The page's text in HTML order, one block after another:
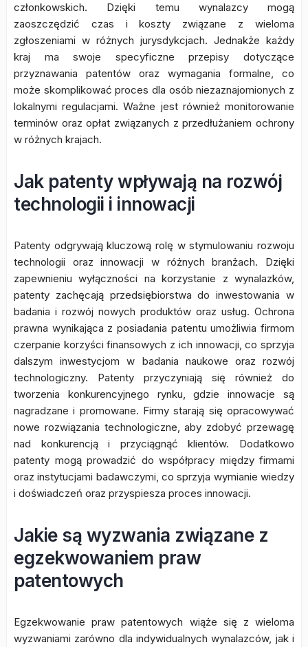
członkowskich. Dzięki temu wynalazcy mogą
zaoszczędzić czas i koszty związane z wieloma
zgłoszeniami w różnych jurysdykcjach. Jednakże każdy
kraj ma swoje specyficzne przepisy dotyczące
przyznawania patentów oraz wymagania formalne, co
może skomplikować proces dla osób niezaznajomionych z
lokalnymi regulacjami. Ważne jest również monitorowanie
terminów oraz opłat związanych z przedłużaniem ochrony
w różnych krajach.
Jak patenty wpływają na rozwój
technologii i innowacji
Patenty odgrywają kluczową rolę w stymulowaniu rozwoju
technologii oraz innowacji w różnych branżach. Dzięki
zapewnieniu wyłączności na korzystanie z wynalazków,
patenty zachęcają przedsiębiorstwa do inwestowania w
badania i rozwój nowych produktów oraz usług. Ochrona
prawna wynikająca z posiadania patentu umożliwia firmom
czerpanie korzyści finansowych z ich innowacji, co sprzyja
dalszym inwestycjom w badania naukowe oraz rozwój
technologiczny. Patenty przyczyniają się również do
tworzenia konkurencyjnego rynku, gdzie innowacje są
nagradzane i promowane. Firmy starają się opracowywać
nowe rozwiązania technologiczne, aby zdobyć przewagę
nad konkurencją i przyciągnąć klientów. Dodatkowo
patenty mogą prowadzić do współpracy między firmami
oraz instytucjami badawczymi, co sprzyja wymianie wiedzy
i doświadczeń oraz przyspiesza proces innowacji.
Jakie są wyzwania związane z
egzekwowaniem praw
patentowych
Egzekwowanie praw patentowych wiąże się z wieloma
wyzwaniami zarówno dla indywidualnych wynalazców, jak i